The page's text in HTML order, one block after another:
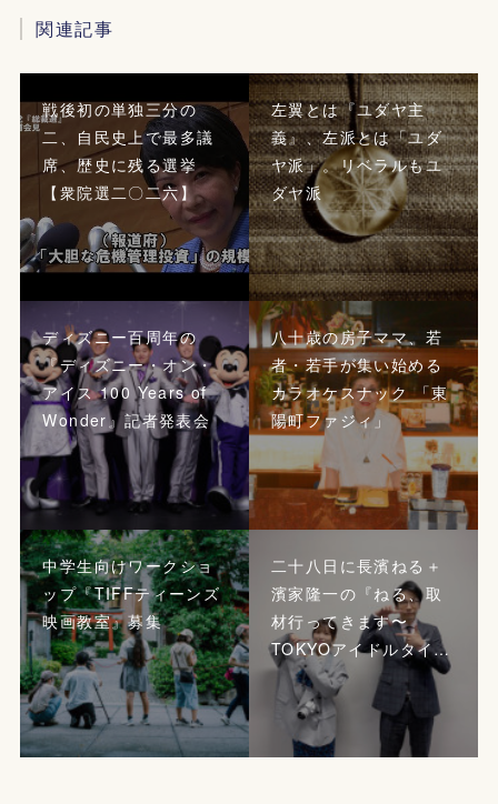
関連記事
戦後初の単独三分の
二、自民史上で最多議
席、歴史に残る選挙
【衆院選二〇二六】
左翼とは『ユダヤ主
義』、左派とは「ユダ
ヤ派」。リベラルもユ
ダヤ派
ディズニー百周年の
『ディズニー・オン・
アイス 100 Years of
Wonder』記者発表会
八十歳の房子ママ、若
者・若手が集い始める
カラオケスナック 「東
陽町ファジィ」
中学生向けワークショ
ップ『TIFFティーンズ
映画教室』募集
二十八日に長濱ねる＋
濱家隆一の『ねる、取
材行ってきます〜
TOKYOアイドルタイ…